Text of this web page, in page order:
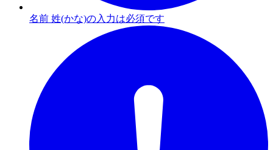
名前 姓(かな)の入力は必須です